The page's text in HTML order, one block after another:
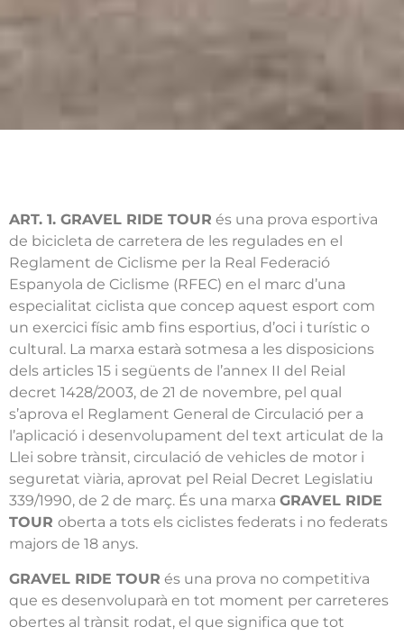
ART. 1. GRAVEL RIDE TOUR és una prova esportiva
de bicicleta de carretera de les regulades en el
Reglament de Ciclisme per la Real Federació
Espanyola de Ciclisme (RFEC) en el marc d’una
especialitat ciclista que concep aquest esport com
un exercici físic amb fins esportius, d’oci i turístic o
cultural. La marxa estarà sotmesa a les disposicions
dels articles 15 i següents de l’annex II del Reial
decret 1428/2003, de 21 de novembre, pel qual
s’aprova el Reglament General de Circulació per a
l’aplicació i desenvolupament del text articulat de la
Llei sobre trànsit, circulació de vehicles de motor i
seguretat viària, aprovat pel Reial Decret Legislatiu
339/1990, de 2 de març. És una marxa GRAVEL RIDE
TOUR oberta a tots els ciclistes federats i no federats
majors de 18 anys.
GRAVEL RIDE TOUR és una prova no competitiva
que es desenvoluparà en tot moment per carreteres
obertes al trànsit rodat, el que significa que tot